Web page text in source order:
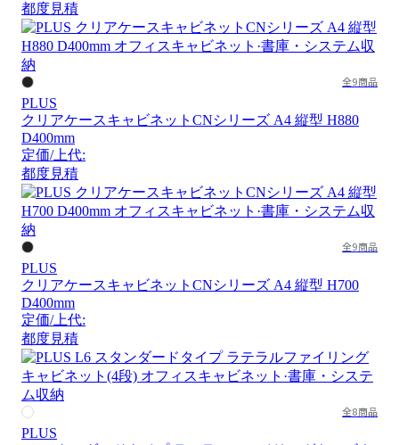
都度見積
全9商品
PLUS
クリアケースキャビネットCNシリーズ A4 縦型 H880
D400mm
定価/上代:
都度見積
全9商品
PLUS
クリアケースキャビネットCNシリーズ A4 縦型 H700
D400mm
定価/上代:
都度見積
全8商品
PLUS